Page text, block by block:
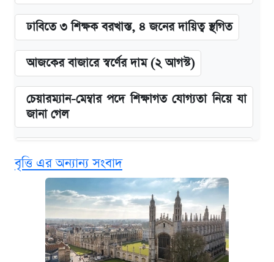
ঢাবিতে ৩ শিক্ষক বরখাস্ত, ৪ জনের দায়িত্ব স্থগিত
আজকের বাজারে স্বর্ণের দাম (২ আগস্ট)
চেয়ারম্যান-মেম্বার পদে শিক্ষাগত যোগ্যতা নিয়ে যা
জানা গেল
ভাতা
ঢাবির সূর্যসেন হলে সমকামিতার অভিযোগে দুইজন
আটক
দেশের বাজারে ফের বেড়েছে সোনার দাম
বৃত্তি এর অন্যান্য সংবাদ